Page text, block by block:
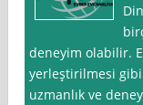
deneyim olabilir.
yerleştirilmesi gibi
uzmanlık ve